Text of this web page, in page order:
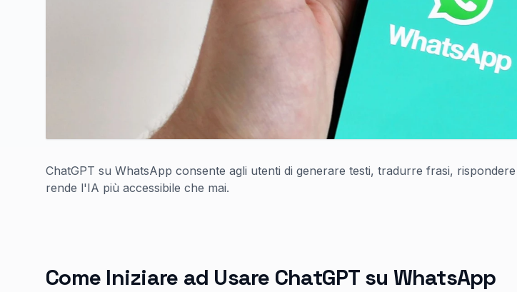
ChatGPT su WhatsApp consente agli utenti di generare testi, tradurre frasi,
rende l'IA più accessibile che mai.
Come Iniziare ad Usare ChatGPT su WhatsApp